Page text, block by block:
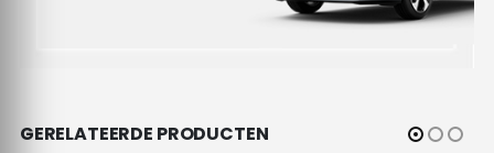
GERELATEERDE PRODUCTEN